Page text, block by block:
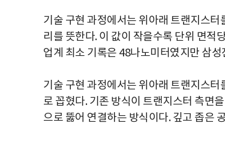
기술 구현 과정에서는 위아래 트랜지스터
리를 뜻한다. 이 값이 작을수록 단위 면적
업계 최소 기록은 48나노미터였지만 삼
기술 구현 과정에서는 위아래 트랜지스
로 꼽혔다. 기존 방식이 트랜지스터 측면
으로 뚫어 연결하는 방식이다. 깊고 좁은